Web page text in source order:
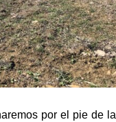
por el pie de la